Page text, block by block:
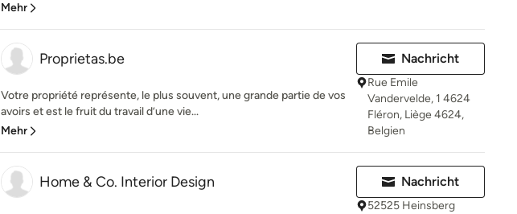
Mehr
Proprietas.be
Votre propriété représente, le plus souvent, une grande partie de vos
avoirs et est le fruit du travail d’une vie...
Mehr
Nachricht
Rue Emile
Vandervelde, 1 4624
Fléron, Liège 4624,
Belgien
Home & Co. Interior Design Nachricht
52525 Heinsberg